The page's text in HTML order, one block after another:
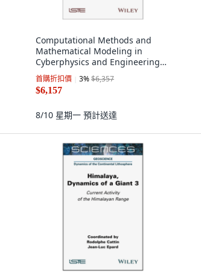
Computational Methods and
Mathematical Modeling in
Cyberphysics and Engineering
Applications 1, Wiley
首購折扣價 3%$6,357
$6,157
8/10 星期一 預計送達